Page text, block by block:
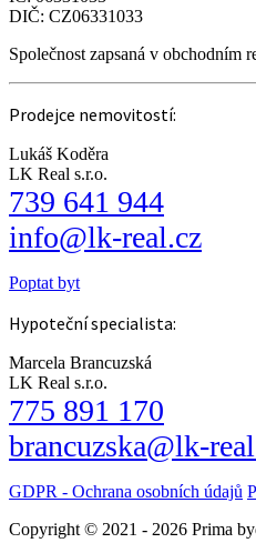
DIČ: CZ06331033
Společnost zapsaná v obchodním
Prodejce nemovitostí:
Lukáš Koděra
LK Real s.r.o.
739 641 944
info@lk-real.cz
Poptat byt
Hypoteční specialista:
Marcela Brancuzská
LK Real s.r.o.
775 891 170
brancuzska@lk-
GDPR - Ochrana osobních údajů
Copyright © 2021 - 2026 Prima